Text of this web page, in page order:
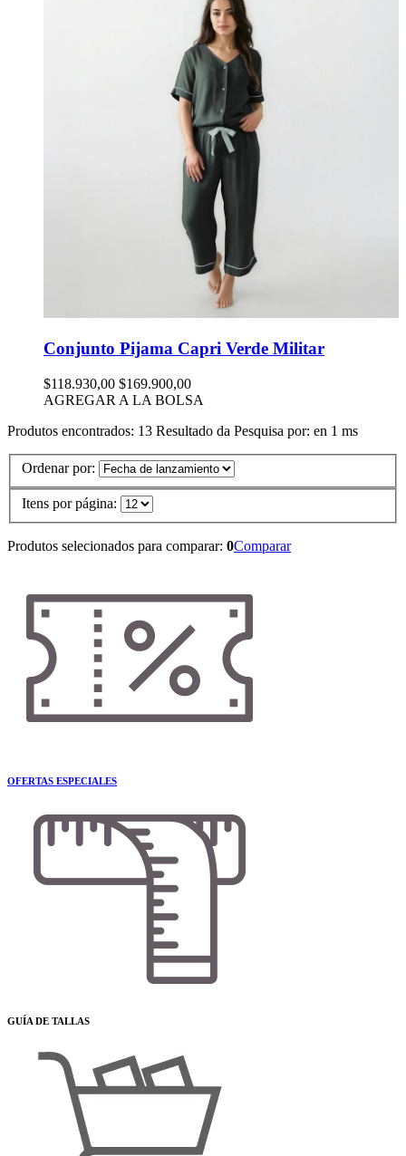
Conjunto Pijama Capri Verde Militar
$118.930,00 $169.900,00
AGREGAR A LA BOLSA
Produtos encontrados: 13 Resultado da Pesquisa por: en 1 ms
Ordenar por:
Itens por página:
Produtos selecionados para comparar: 0Comparar
OFERTAS ESPECIALES
GUÍA DE TALLAS